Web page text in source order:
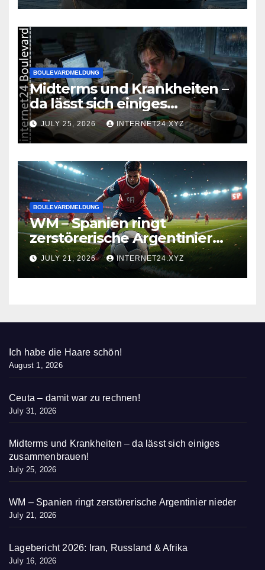
BOULEVARDMELDUNG
Midterms und Krankheiten –
da lässt sich einiges
zusammenbrauen!
JULY 25, 2026 INTERNET24.XYZ
BOULEVARDMELDUNG
WM – Spanien ringt
zerstörerische Argentinier
nieder
JULY 21, 2026 INTERNET24.XYZ
Ich habe die Haare schön!
August 1, 2026
Ceuta – damit war zu rechnen!
July 31, 2026
Midterms und Krankheiten – da lässt sich einiges
zusammenbrauen!
July 25, 2026
WM – Spanien ringt zerstörerische Argentinier nieder
July 21, 2026
Lagebericht 2026: Iran, Russland & Afrika
July 16, 2026